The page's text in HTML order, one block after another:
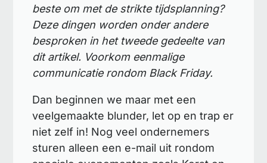
beste om met de strikte tijdsplanning?
Deze dingen worden onder andere
besproken in het tweede gedeelte van
dit artikel. Voorkom eenmalige
communicatie rondom Black Friday.
Dan beginnen we maar met een
veelgemaakte blunder, let op en trap er
niet zelf in! Nog veel ondernemers
sturen alleen een e-mail uit rondom